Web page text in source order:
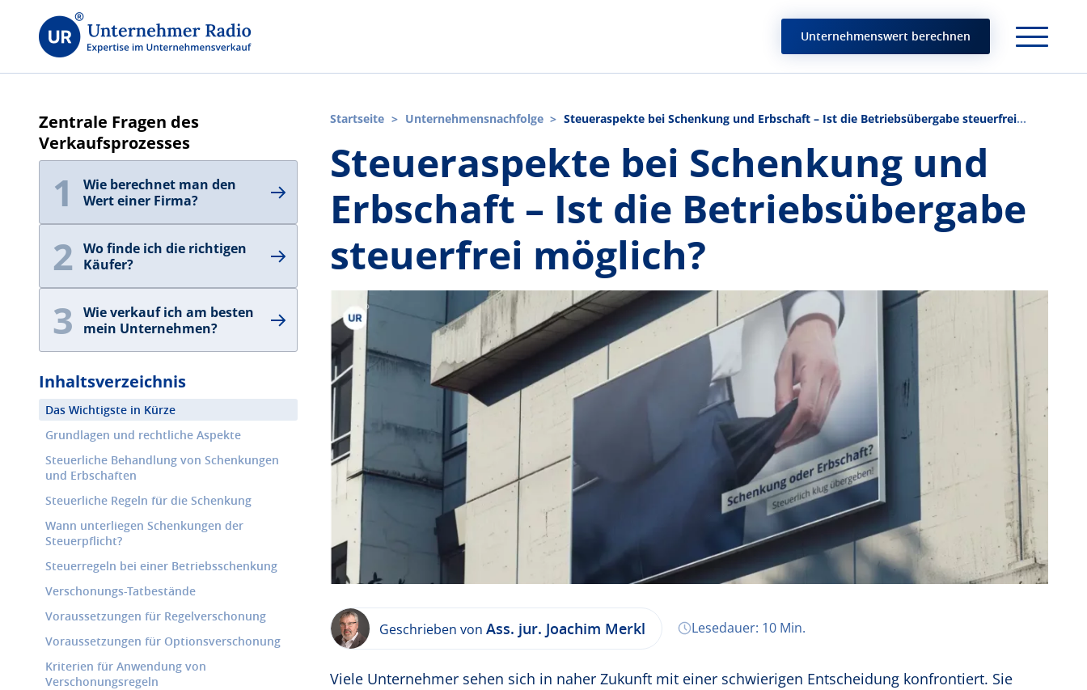
Unternehmenswert berechnen
Startseite > Unternehmensnachfolge > Steueraspekte bei Schenkung und Erbschaft – Ist die Betriebsübergabe steuerfrei
Steueraspekte bei Schenkung und
Erbschaft – Ist die Betriebsübergabe
steuerfrei möglich?
Zentrale Fragen des
Verkaufsprozesses
1
Wie berechnet man den
Wert einer Firma?
2
Wo finde ich die richtigen
Käufer?
3
Wie verkauf ich am besten
mein Unternehmen?
Inhaltsverzeichnis
Das Wichtigste in Kürze
Grundlagen und rechtliche Aspekte
Steuerliche Behandlung von Schenkungen
und Erbschaften
Steuerliche Regeln für die Schenkung
Wann unterliegen Schenkungen der
Steuerpflicht?
Steuerregeln bei einer Betriebsschenkung
Verschonungs-Tatbestände
Voraussetzungen für Regelverschonung
Voraussetzungen für Optionsverschonung
Kriterien für Anwendung von
Verschonungsregeln
Geschrieben von Ass. jur. Joachim Merkl Lesedauer: 10 Min.
Viele Unternehmer sehen sich in naher Zukunft mit einer schwierigen Entscheidung konfrontiert. Sie